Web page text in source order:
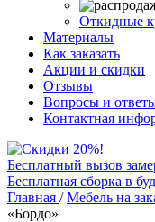
Откидные
Материалы
Как заказать
Акции и скидки
Отзывы
Вопросы и
Контактная
Бесплатный вызов
Бесплатная сборка в
Главная /Мебель на
«Бордо»